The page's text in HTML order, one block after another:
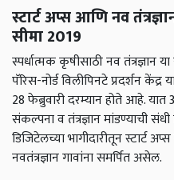
स्टार्ट अप्स आणि नव
सीमा 2019
स्पर्धात्मक कृषीसाठी नव तंत्रज्ञान
पॅरिस-नोर्ड विलीपिनटे प्रदर्शन
28 फेब्रुवारी दरम्यान होते आहे. यात
संकल्पना व तंत्रज्ञान मांडण्याची
डिजिटेलच्या भागीदारीतून स्टार्ट
नवतंत्रज्ञान गावांना समर्पित असेल.